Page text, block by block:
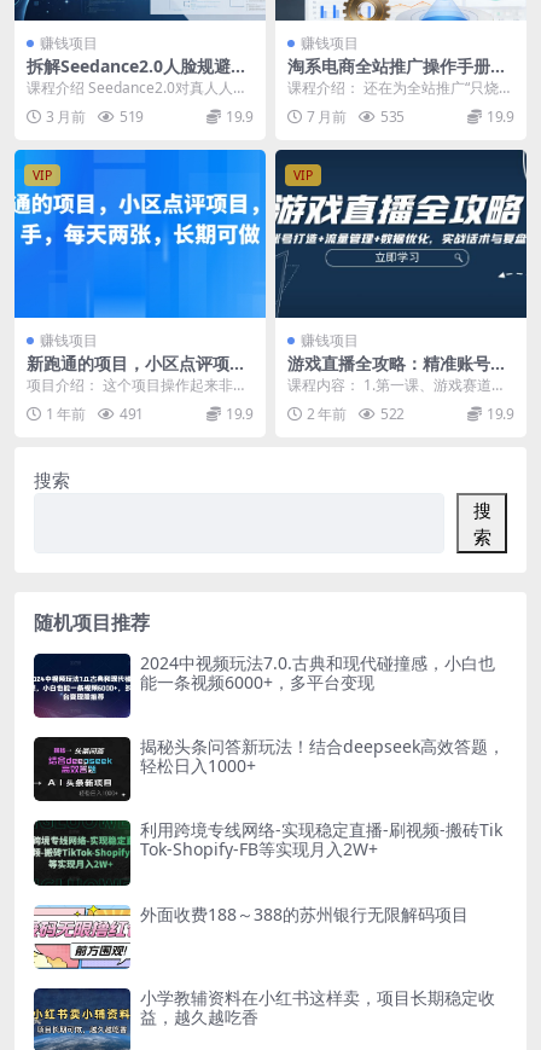
赚钱项目
拆解Seedance2.0人脸规避机
制：安全合规与技术逻辑全解
析
课程介绍 Seedance2.0对真人人脸
的严格限制，核心并非技术能力不
足，而是...
3 月前 519 19.9
赚钱项目
淘系电商全站推广操作手册，
从买流量到买结果一用经营逻
辑驱动全站极限放量
课程介绍： 还在为全站推广“只烧钱
不转化”发愁？只会盲目买流量，不
懂经营逻辑导致...
7 月前 535 19.9
VIP
赚钱项目
新跑通的项目，小区点评项
目，动动手，每天两张，长期
项目介绍： 这个项目操作起来非常
简单，打打字就能挣钱，有点类似
之前的快递、外卖。...
1 年前 491 19.9
VIP
赚钱项目
游戏直播全攻略：精准账号打
造+流量管理+数据优化，实战
课程内容： 1.第一课、游戏赛道认
知 2.第二课、游戏直播的发展与前
景 3.第三...
2 年前 522 19.9
搜索
搜
索
随机项目推荐
2024中视频玩法7.0.古典和现代碰撞感，小白也
能一条视频6000+，多平台变现
揭秘头条问答新玩法！结合deepseek高效答题，
轻松日入1000+
利用跨境专线网络-实现稳定直播-刷视频-搬砖Tik
Tok-Shopify-FB等实现月入2W+
外面收费188～388的苏州银行无限解码项目
小学教辅资料在小红书这样卖，项目长期稳定收
益，越久越吃香